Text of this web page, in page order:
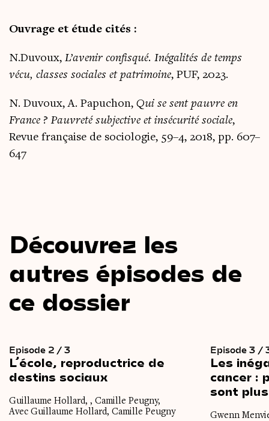
Ouvrage et étude cités :
N.Duvoux, L’avenir confis­qué. Inéga­li­tés de temps
vécu, classes sociales et patri­moine, PUF, 2023.
N. Duvoux, A. Papu­chon, Qui se sent pauvre en
France ? Pau­vre­té sub­jec­tive et insé­cu­ri­té sociale,
Revue fran­çaise de socio­lo­gie, 59–4, 2018, pp. 607–
647
Découvrez les
autres épisodes de
ce dossier
Episode 2 / 3
L’école, reproductrice de
destins sociaux
Guillaume Hollard, , Camille Peugny,
Avec Guillaume Hollard, Camille Peugny
Episode 3 /
Les
cancer :
sont plus
Gwenn